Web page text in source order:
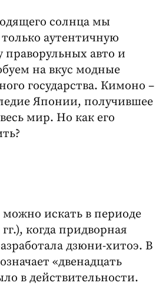
солнца мы
аутентичную
праворульных авто и
на вкус модные
государства. Кимоно –
Японии, получившее
мир. Но как его
искать в периоде
когда придворная
дзюни-хитоэ. В
«двенадцать
в действительности.